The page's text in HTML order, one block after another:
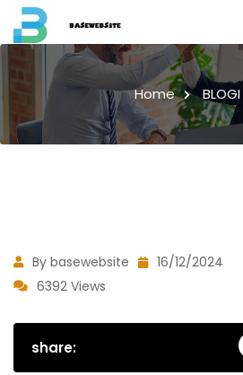
Home BLOGI
By basewebsite
16/12/2024
6392 Views
share: